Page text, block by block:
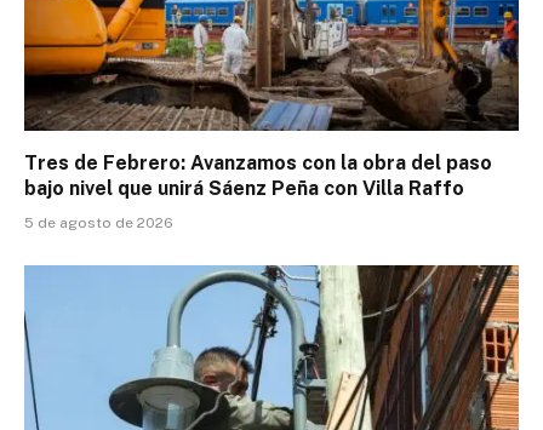
Tres de Febrero: Avanzamos con la obra del paso
bajo nivel que unirá Sáenz Peña con Villa Raffo
5 de agosto de 2026